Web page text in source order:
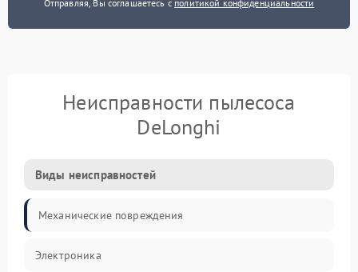
Отправляя, Вы соглашаетесь с политикой конфиденциальности
Неисправности пылесоса
DeLonghi
Виды неисправностей
Механические повреждения
Электроника